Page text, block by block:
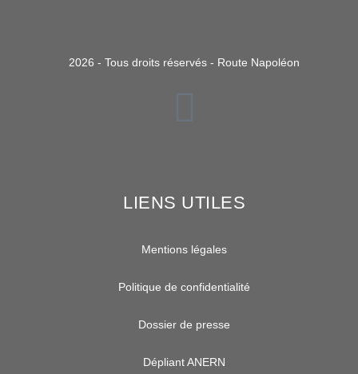
2026 - Tous droits réservés - Route Napoléon
LIENS UTILES
Mentions légales
Politique de confidentialité
Dossier de presse
Dépliant ANERN